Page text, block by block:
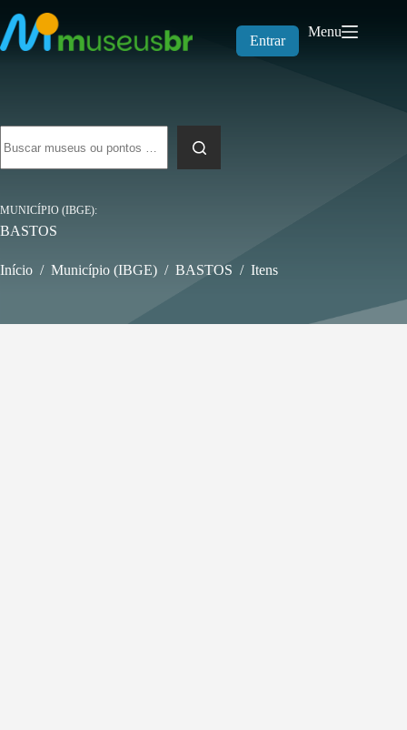
para
o
conteúdo
Entrar
Menu
resultados
MUNICÍPIO (IBGE)
BASTOS
Início / Município (IBGE) / BASTOS / Itens